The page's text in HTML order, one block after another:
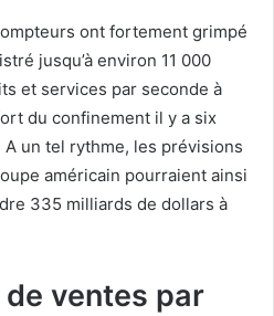
ont fortement grimpé
jusqu’à environ 11 000
et services par seconde à
du confinement il y a six
A un tel rythme, les prévisions
américain pourraient ainsi
335 milliards de dollars à
ventes par